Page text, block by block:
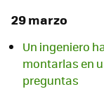
29 marzo
Un ingeniero
montarlas en
preguntas